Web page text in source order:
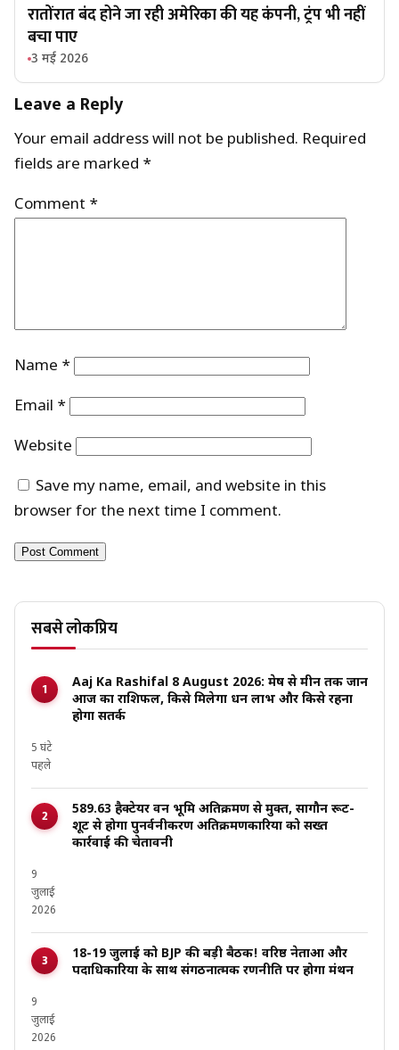
रातोंरात बंद होने जा रही अमेरिका की यह कंपनी, ट्रंप भी नहीं
बचा पाए
3 मई 2026
Leave a Reply
Your email address will not be published. Required
fields are marked *
Comment *
Name *
Email *
Website
Save my name, email, and website in this
browser for the next time I comment.
सबसे लोकप्रिय
Aaj Ka Rashifal 8 August 2026: मेष से मीन तक जानें
आज का राशिफल, किसे मिलेगा धन लाभ और किसे रहना
होगा सतर्क
5 घंटे
पहले
589.63 हैक्टेयर वन भूमि अतिक्रमण से मुक्त, सागौन रूट-
शूट से होगा पुनर्वनीकरण अतिक्रमणकारियों को सख्त
कार्रवाई की चेतावनी
9
जुलाई
2026
18-19 जुलाई को BJP की बड़ी बैठक! वरिष्ठ नेताओं और
पदाधिकारियों के साथ संगठनात्मक रणनीति पर होगा मंथन
9
जुलाई
2026